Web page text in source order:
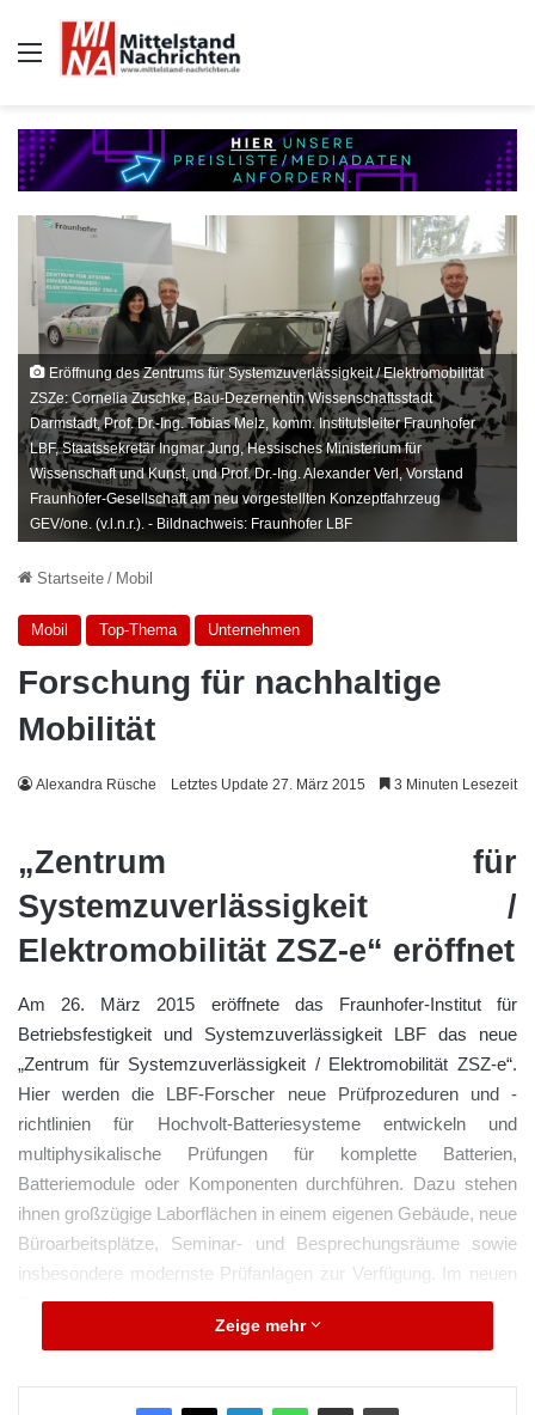
Auswahl
Eröffnung des Zentrums für Systemzuverlässigkeit / Elektromobilität
ZSZe: Cornelia Zuschke, Bau-Dezernentin Wissenschaftsstadt
Darmstadt, Prof. Dr.-Ing. Tobias Melz, komm. Institutsleiter Fraunhofer
LBF, Staatssekretär Ingmar Jung, Hessisches Ministerium für
Wissenschaft und Kunst, und Prof. Dr.-Ing. Alexander Verl, Vorstand
Fraunhofer-Gesellschaft am neu vorgestellten Konzeptfahrzeug
GEV/one. (v.l.n.r.). - Bildnachweis: Fraunhofer LBF
Startseite / Mobil
Mobil Top-Thema Unternehmen
Forschung für nachhaltige
Mobilität
Alexandra Rüsche Letztes Update 27. März 2015 3 Minuten Lesezeit
„Zentrum für
Systemzuverlässigkeit /
Elektromobilität ZSZ-e“ eröffnet
Am 26. März 2015 eröffnete das Fraunhofer-Institut für
Betriebsfestigkeit und Systemzuverlässigkeit LBF das neue
„Zentrum für Systemzuverlässigkeit / Elektromobilität ZSZ-e“.
Hier werden die LBF-Forscher neue Prüfprozeduren und -
richtlinien für Hochvolt-Batteriesysteme entwickeln und
multiphysikalische Prüfungen für komplette Batterien,
Batteriemodule oder Komponenten durchführen. Dazu stehen
ihnen großzügige Laborflächen in einem eigenen Gebäude, neue
Büroarbeitsplätze, Seminar- und Besprechungsräume sowie
insbesondere modernste Prüfanlagen zur Verfügung. Im neuen
Gebäude für dynamische Prüfungen ist ein in seiner Art
einzigartiger multiaxialer Schwingtisch für Traktionsbatterien
die laborgestützte Betriebslastensimulation mit überlagerten
Zeige mehr